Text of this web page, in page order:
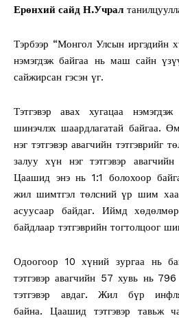
Ерөнхий сайд Н.Учрал
Тэрбээр “Монгол Улсын иргэдийн
нэмэгдэж байгаа нь маш сайн
сайжирсан гэсэн үг.
Тэтгэвэр авах хугацаа
шинэчлэх шаардлагатай байгаа.
нэг тэтгэвэр авагчийн тэтгэврийг
залуу хүн нэг тэтгэвэр
Цаашид энэ нь 1:1 болохоор
жил шимтгэл төлсний үр шим
асуусаар байдаг. Иймд
байдлаар тэтгэврийн тогтолцоог
Одоогоор 10 хүний зургаа нь
тэтгэвэр авагчийн 57 хувь нь
тэтгэвэр авдаг. Жил бүр
байна. Цаашид тэтгэвэр тавьж